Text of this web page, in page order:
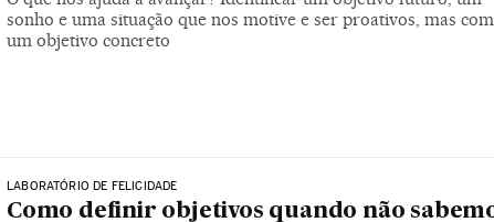
sonho e uma situação que nos motive e ser proativos, mas com
um objetivo concreto
LABORATÓRIO DE FELICIDADE
Como definir objetivos quando não